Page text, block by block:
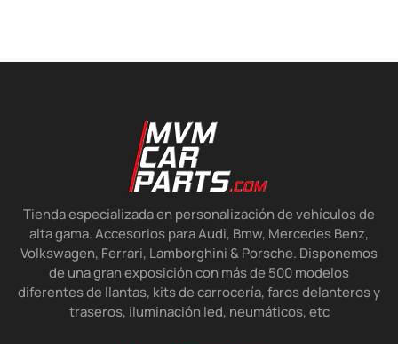
Tienda especializada en personalización de vehículos de
alta gama. Accesorios para Audi, Bmw, Mercedes Benz,
Volkswagen, Ferrari, Lamborghini & Porsche. Disponemos
de una gran exposición con más de 500 modelos
diferentes de llantas, kits de carrocería, faros delanteros y
traseros, iluminación led, neumáticos, etc